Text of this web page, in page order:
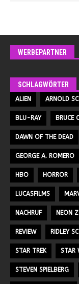
WERBEPARTNER
SCHLAGWÖRTER
ALIEN ARNOLD
BLU-RAY BRUCE
DAWN OF THE DEAD
GEORGE A. ROMERO
HBO HORROR
LUCASFILMS
NACHRUF NEON
REVIEW RIDLEY
STAR TREK STAR
STEVEN SPIELBERG